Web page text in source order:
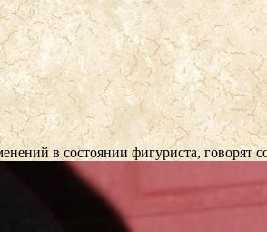
в состоянии фигуриста, говорят